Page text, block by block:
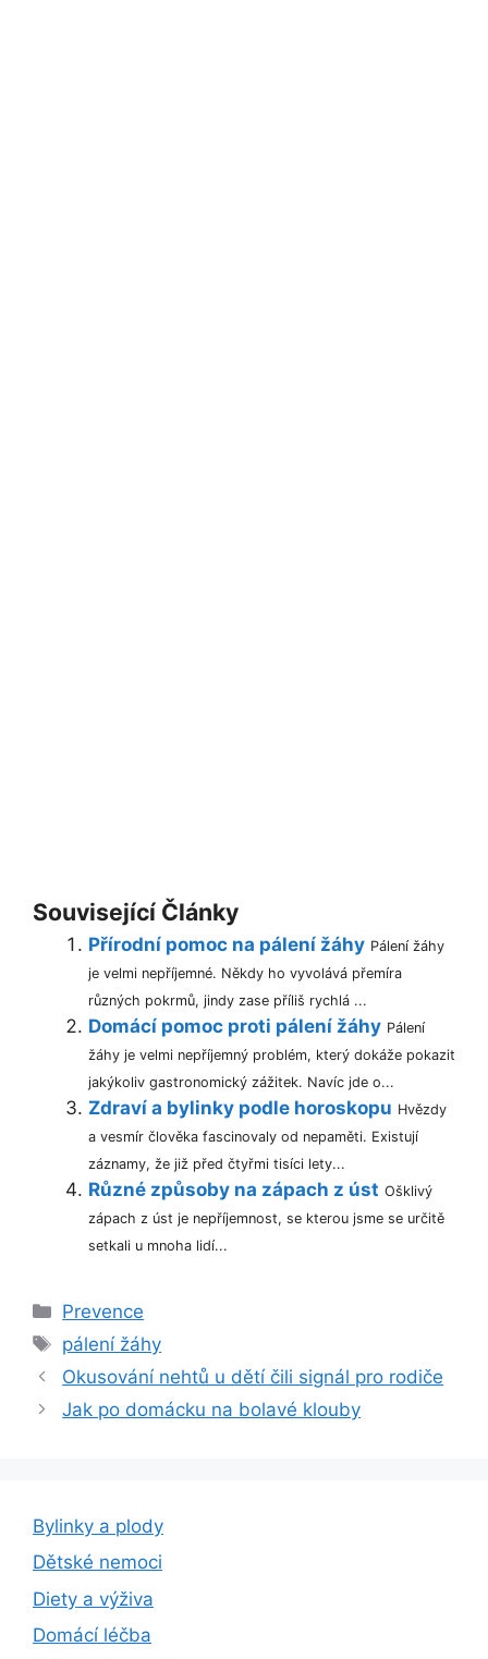
Související Články
Přírodní pomoc na pálení žáhy Pálení žáhy
je velmi nepříjemné. Někdy ho vyvolává přemíra
různých pokrmů, jindy zase příliš rychlá ...
Domácí pomoc proti pálení žáhy Pálení
žáhy je velmi nepříjemný problém, který dokáže pokazit
jakýkoliv gastronomický zážitek. Navíc jde o...
Zdraví a bylinky podle horoskopu Hvězdy
a vesmír člověka fascinovaly od nepaměti. Existují
záznamy, že již před čtyřmi tisíci lety...
Různé způsoby na zápach z úst Ošklivý
zápach z úst je nepříjemnost, se kterou jsme se určitě
setkali u mnoha lidí...
Rubriky
Prevence
Štítky
pálení žáhy
Okusování nehtů u dětí čili signál pro rodiče
Jak po domácku na bolavé klouby
Bylinky a plody
Dětské nemoci
Diety a výživa
Domácí léčba